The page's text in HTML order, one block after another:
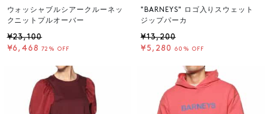
ウォッシャブルシアークルーネッ
クニットプルオーバー
¥23,100
¥6,468 72% OFF
"BARNEYS" ロゴ入りスウェット
ジップパーカ
¥13,200
¥5,280
60% OFF